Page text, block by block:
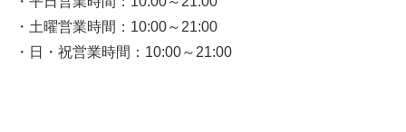
・土曜営業時間：10:00～21:00
・日・祝営業時間：10:00～21:00